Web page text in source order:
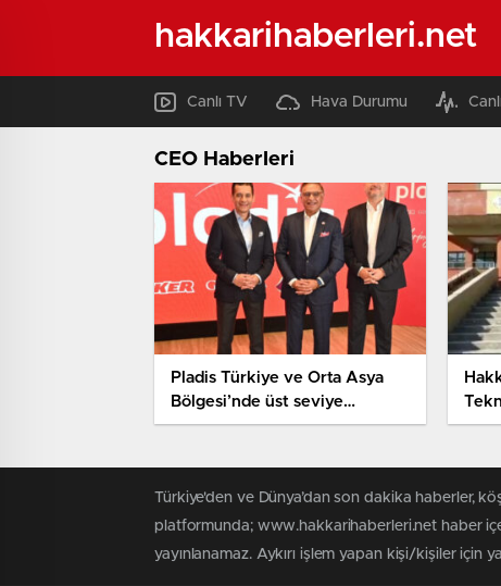
hakkarihaberleri.net
Canlı TV Hava Durumu
CEO Haberleri
Pladis Türkiye ve Orta Asya
Bölgesi’nde üst seviye
atamalar: Özgür Kölükfakı
Türkiye'den ve Dünya’dan son dakika haberler,
platformunda; www.hakkarihaberleri.net haber
yayınlanamaz. Aykırı işlem yapan kişi/kişiler